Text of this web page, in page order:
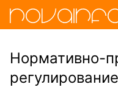
Нормативно-